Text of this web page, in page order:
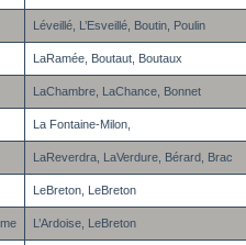
Léveillé, L’Esveillé, Boutin, Poulin
LaRamée, Boutaut, Boutaux
LaChambre, LaChance, Bonnet
La Fontaine-Milon,
LaReverdra, LaVerdure, Bérard, Brac
LeBreton, LeBreton
L’Ardoise, LeBreton